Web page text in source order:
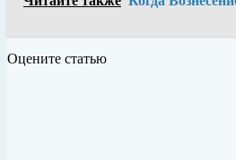
Оцените статью